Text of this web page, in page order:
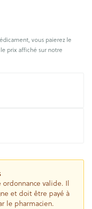
vous paierez le
prix affiché sur notre
valide. Il
et doit être payé à
le pharmacien.